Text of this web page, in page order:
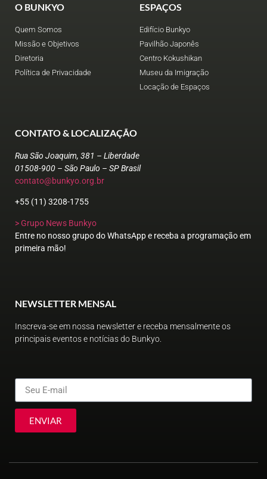
O BUNKYO
Quem Somos
Missão e Objetivos
Diretoria
Política de Privacidade
ESPAÇOS
Edifício Bunkyo
Pavilhão Japonês
Centro Kokushikan
Museu da Imigração
Locação de Espaços
CONTATO & LOCALIZAÇÃO
Rua São Joaquim, 381 – Liberdade
01508-900 – São Paulo – SP Brasil
contato@bunkyo.org.br
+55 (11) 3208-1755
> Grupo News Bunkyo
Entre no nosso grupo do WhatsApp e receba a programação em
primeira mão!
NEWSLETTER MENSAL
Inscreva-se em nossa newsletter e receba mensalmente os
principais eventos e notícias do Bunkyo.
ENVIAR